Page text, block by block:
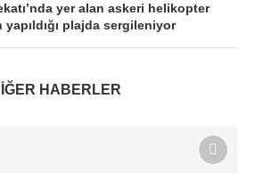
yer alan askeri helikopter
yapıldığı plajda sergileniyor
HABERLER